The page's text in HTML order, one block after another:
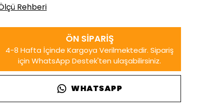
Rehberi
WHATSAPP